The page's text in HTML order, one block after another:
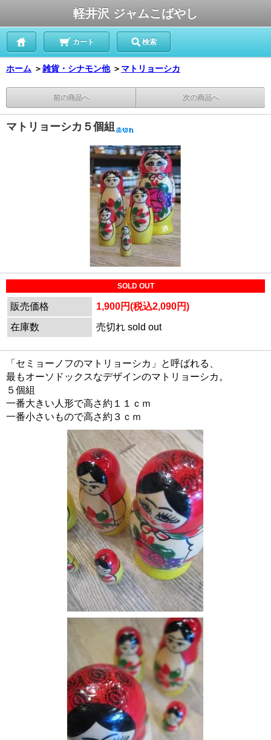
軽井沢 ジャムこばやし
カート 検索
ホーム ＞雑貨・シナモン他 ＞ マトリョーシカ
前の商品へ 次の商品へ
マトリョーシカ５個組
SOLD OUT
販売価格
1,900円(税込2,090円)
在庫数
売切れ sold out
「セミョーノフのマトリョーシカ」と呼ばれる、
最もオーソドックスなデザインのマトリョーシカ。
５個組
一番大きい人形で高さ約１１ｃｍ
一番小さいもので高さ約３ｃｍ